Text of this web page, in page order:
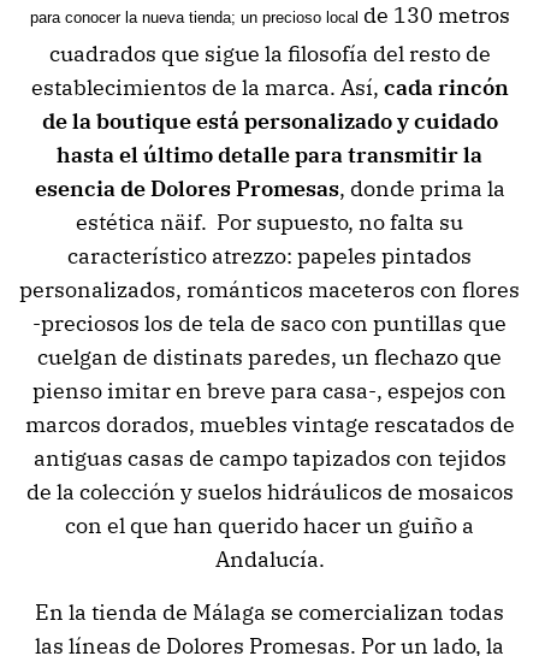
para conocer la nueva tienda; un precioso local de 130 metros
cuadrados que sigue la filosofía del resto de
establecimientos de la marca. Así, cada rincón
de la boutique está personalizado y cuidado
hasta el último detalle para transmitir la
esencia de Dolores Promesas, donde prima la
estética näif. Por supuesto, no falta su
característico atrezzo: papeles pintados
personalizados, románticos maceteros con flores
-preciosos los de tela de saco con puntillas que
cuelgan de distinats paredes, un flechazo que
pienso imitar en breve para casa-, espejos con
marcos dorados, muebles vintage rescatados de
antiguas casas de campo tapizados con tejidos
de la colección y suelos hidráulicos de mosaicos
con el que han querido hacer un guiño a
Andalucía.
En la tienda de Málaga se comercializan todas
las líneas de Dolores Promesas. Por un lado, la